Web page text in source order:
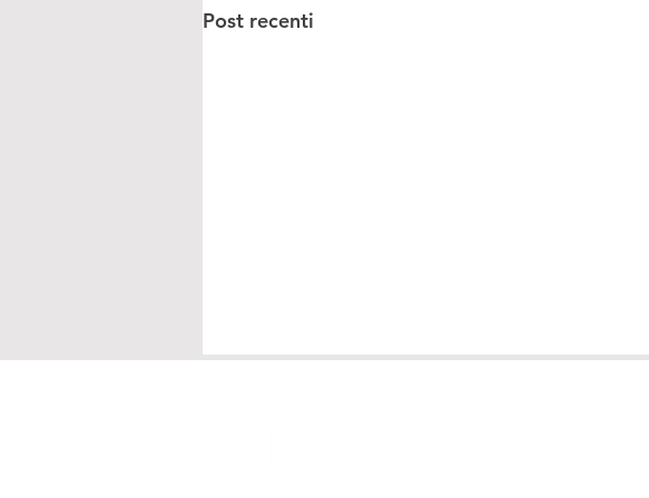
Post recenti